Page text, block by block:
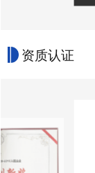
资质认证